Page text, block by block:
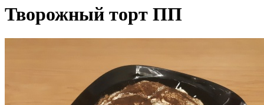
Творожный торт ПП